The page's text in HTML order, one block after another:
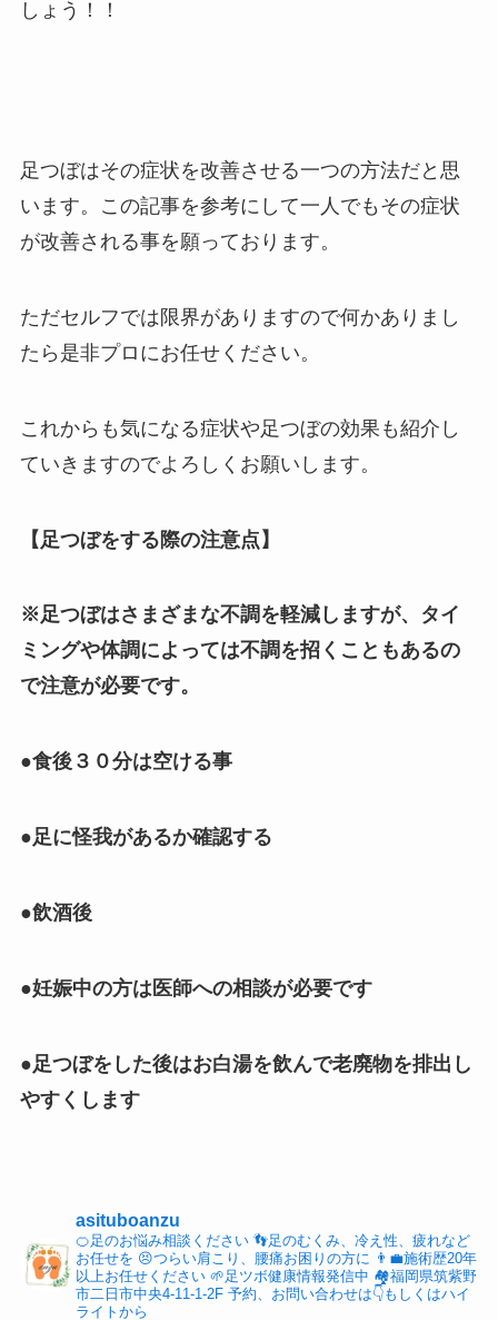
しょう！！
足つぼはその症状を改善させる一つの方法だと思
います。この記事を参考にして一人でもその症状
が改善される事を願っております。
ただセルフでは限界がありますので何かありまし
たら是非プロにお任せください。
これからも気になる症状や足つぼの効果も紹介し
ていきますのでよろしくお願いします。
【足つぼをする際の注意点】
※足つぼはさまざまな不調を軽減しますが、タイ
ミングや体調によっては不調を招くこともあるの
で注意が必要です。
●食後３０分は空ける事
●足に怪我があるか確認する
●飲酒後
●妊娠中の方は医師への相談が必要です
●足つぼをした後はお白湯を飲んで老廃物を排出し
やすくします
asituboanzu
🍊足のお悩み相談ください👣足のむくみ、冷え性、疲れなど
お任せを 😣つらい肩こり、腰痛お困りの方に 👨‍💼施術歴20年
以上お任せください🌱足ツボ健康情報発信中 🏘福岡県筑紫野
市二日市中央4-11-1-2F予約、お問い合わせは👇もしくはハイ
ライトから